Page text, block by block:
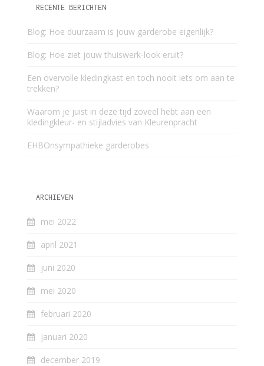
RECENTE BERICHTEN
Blog: Hoe duurzaam is jouw garderobe eigenlijk?
Blog: Hoe ziet jouw thuiswerk-look eruit?
Een overvolle kledingkast en toch nooit iets om aan te
trekken?
Waarom je juist in deze tijd zoveel hebt aan een
kledingkleur- en stijladvies van Kleurenpracht
EHBOnsympathieke garderobes
ARCHIEVEN
mei 2022
april 2021
juni 2020
mei 2020
februari 2020
januari 2020
december 2019